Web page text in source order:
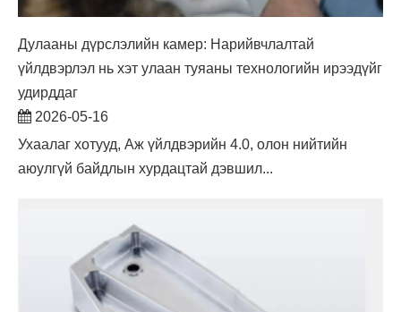
Дулааны дүрслэлийн камер: Нарийвчлалтай
үйлдвэрлэл нь хэт улаан туяаны технологийн ирээдүйг
удирддаг
2026-05-16
Ухаалаг хотууд, Аж үйлдвэрийн 4.0, олон нийтийн
аюулгүй байдлын хурдацтай дэвшил...